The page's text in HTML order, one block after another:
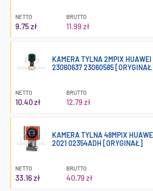
NETTO
9.75 zł
BRUTTO
11.99 zł
KAMERA TYLNA 2MPIX HUAWEI
23060637 23060585
NETTO
10.40 zł
BRUTTO
12.79 zł
KAMERA TYLNA 48MPIX
2021 02354ADH [ORYGINAŁ]
NETTO
33.16 zł
BRUTTO
40.79 zł